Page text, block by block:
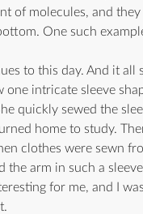
of molecules, and
One such
to this day. And it all
one intricate sleeve
quickly sewed the
home to study.
clothes were sewn
arm in such a
for me, and I